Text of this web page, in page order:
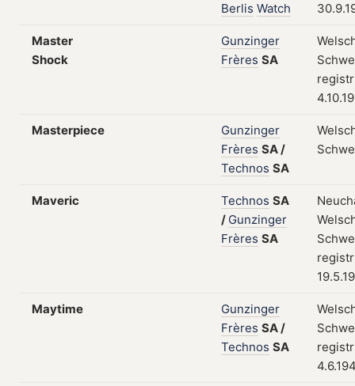
Berlis Watch
Master
Shock
Gunzinger
Frères SA
Masterpiece
Gunzinger
Frères SA/
Technos SA
Maveric Technos SA
/ Gunzinger
Frères SA
Maytime
Gunzinger
Frères SA/
Technos SA